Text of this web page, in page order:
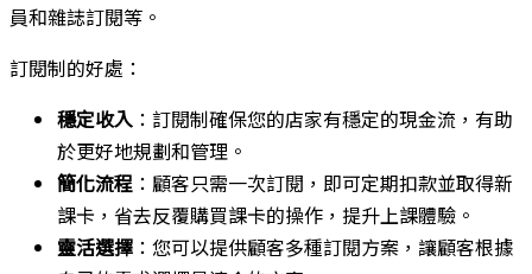
員和雜誌訂閱等。
訂閱制的好處：
穩定收入 ：訂閱制確保您的店家有穩定的現金流，有助
於更好地規劃和管理。
簡化流程 ：顧客只需一次訂閱，即可定期扣款並取得新
課卡，省去反覆購買課卡的操作，提升上課體驗。
靈活選擇 ：您可以提供顧客多種訂閱方案，讓顧客根據